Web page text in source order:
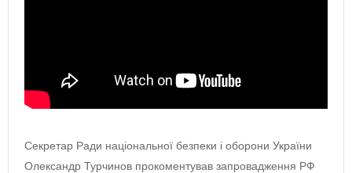
Секретар Ради національної безпеки і оборони України
Олександр Турчинов прокоментував запровадження РФ